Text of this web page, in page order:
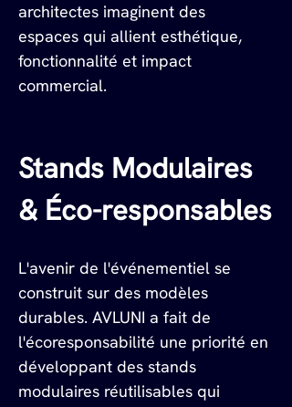
architectes imaginent des
espaces qui allient esthétique,
fonctionnalité et impact
commercial.
Stands Modulaires
& Éco-responsables
L'avenir de l'événementiel se
construit sur des modèles
durables. AVLUNI a fait de
l'écoresponsabilité une priorité en
développant des stands
modulaires réutilisables qui